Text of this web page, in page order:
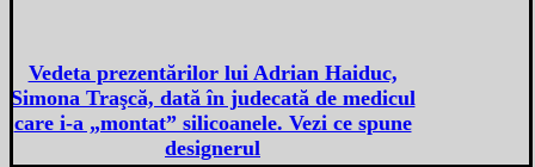
Vedeta prezentărilor lui Adrian Haiduc,
Simona Traşcă, dată în judecată de medicul
care i-a „montat” silicoanele. Vezi ce spune
designerul